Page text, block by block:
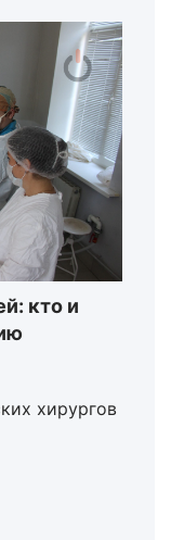
кто и
хирургов